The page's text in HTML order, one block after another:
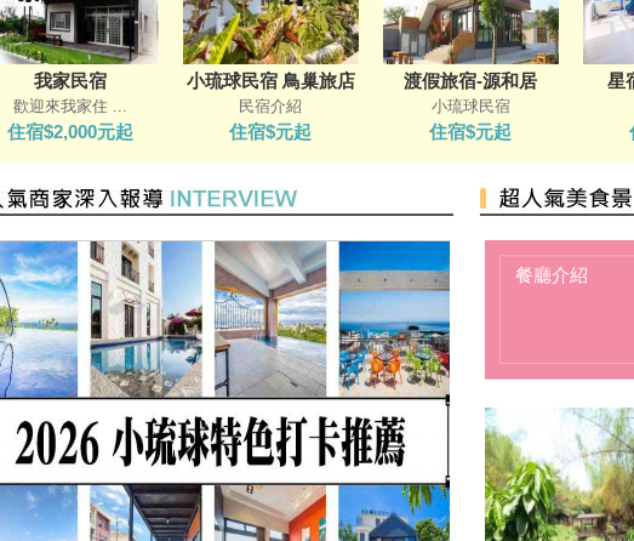
我家民宿
歡迎來我家住 ...
住宿$2,000元起
小琉球民宿 鳥巢旅店
民宿介紹
住宿$元起
渡假旅宿-源和居
小琉球民宿
住宿$元起
星